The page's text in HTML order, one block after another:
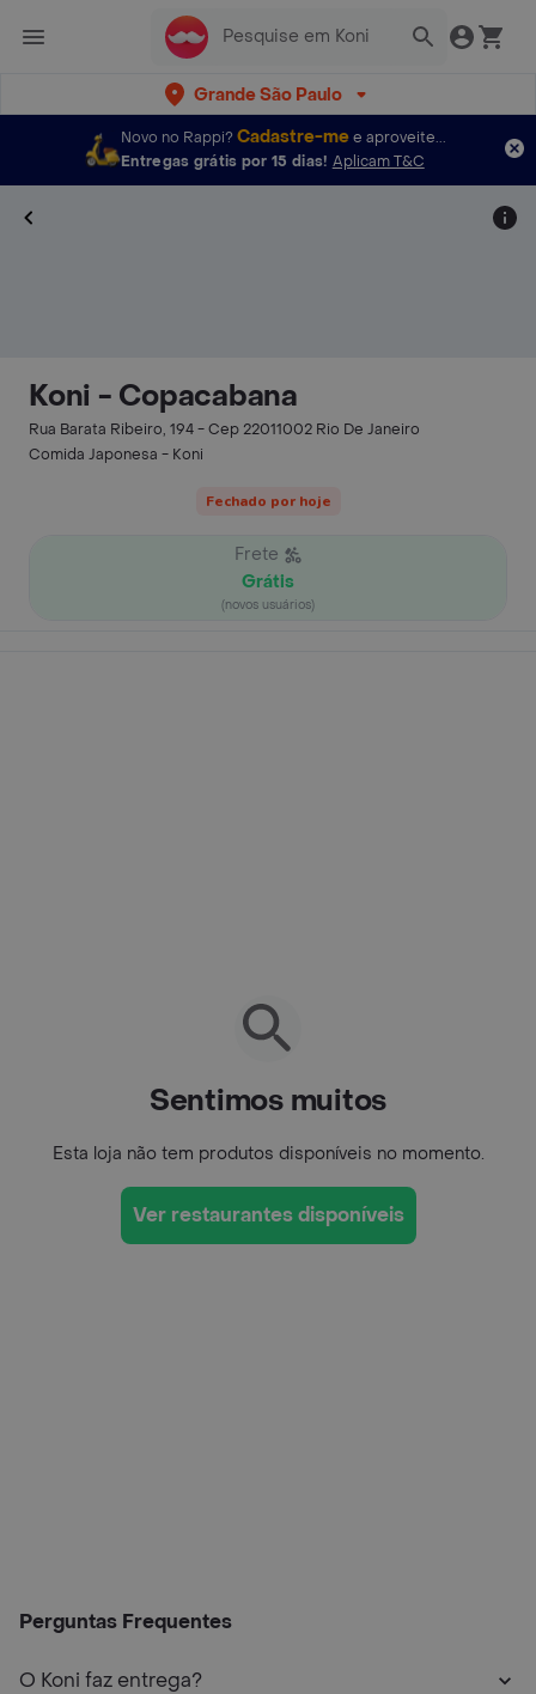
Grande São Paulo
Novo no Rappi? Cadastre-mee aproveite...
Entregas grátis por 15 dias! Aplicam T&C
Koni - Copacabana
Rua Barata Ribeiro, 194 - Cep 22011002 Rio De Janeiro
Comida Japonesa - Koni
Fechado por hoje
Frete
Grátis
(novos usuários)
Sentimos muitos
Esta loja não tem produtos disponíveis no momento.
Ver restaurantes disponíveis
Perguntas Frequentes
O Koni faz entrega?